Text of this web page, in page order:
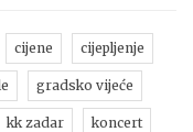
cijene cijepljenje
gradsko vijeće
kk zadar koncert